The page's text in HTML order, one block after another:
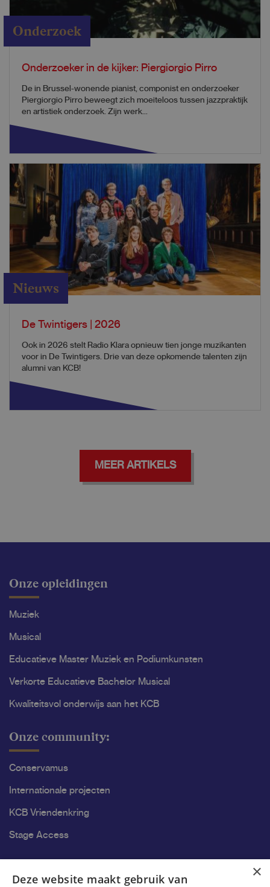
Onderzoek
Onderzoeker in de kijker: Piergiorgio Pirro
De in Brussel-wonende pianist, componist en onderzoeker
Piergiorgio Pirro beweegt zich moeiteloos tussen jazzpraktijk
en artistiek onderzoek. Zijn werk...
Nieuws
De Twintigers | 2026
Ook in 2026 stelt Radio Klara opnieuw tien jonge muzikanten
voor in De Twintigers. Drie van deze opkomende talenten zijn
alumni van KCB!
MEER ARTIKELS
Onze opleidingen
Muziek
Musical
Educatieve Master Muziek en Podiumkunsten
Verkorte Educatieve Bachelor Musical
Kwaliteitsvol onderwijs aan het KCB
Onze community:
Conservamus
Internationale projecten
KCB Vriendenkring
Stage Access
×
Deze website maakt gebruik van